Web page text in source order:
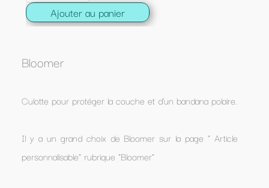
Ajouter au panier
Bloomer
Culotte pour protéger la couche et d'un bandana polaire.
Il y a un grand choix de Bloomer sur la page " Article
personnalisable" rubrique "Bloomer"